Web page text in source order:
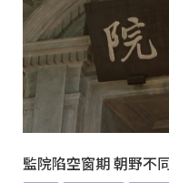
監院陷空窗期 朝野不